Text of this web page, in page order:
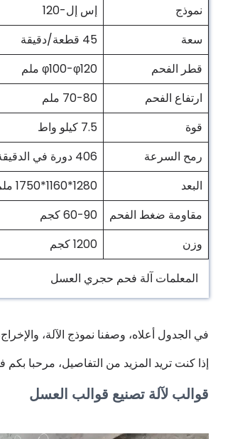
نموذج إس إل-120
سعة
45 قطعة/دقيقة
قطر الفحم
φ100-φ120 ملم
ارتفاع الفحم
70-80 ملم
قوة
7.5 كيلو واط
رمح السرعة
406 دورة في الدقيقة
البعد
1280*1160*1750 ملم
مقاومة ضغط الفحم
60-90 كجم
وزن
1200 كجم
المعلمات آلة فحم حجري العسل
في الجدول أعلاه، وصفنا نموذج الآلة،
إذا كنت تريد المزيد من التفاصيل، مرحبا بكم
قوالب لآلة تصنيع قوالب العسل